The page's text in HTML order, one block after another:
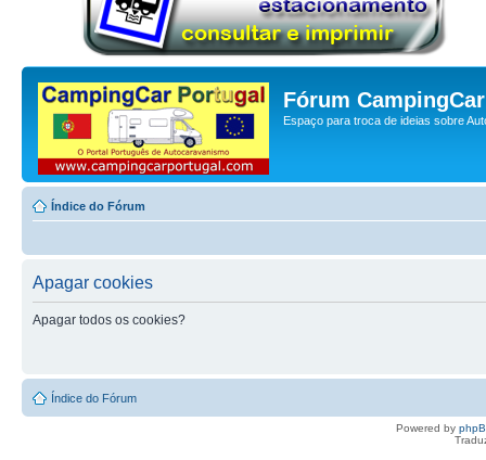
Fórum
Espaço para troca de ideias sobre
Índice do Fórum
Apagar cookies
Apagar todos os cookies?
Índice do Fórum
Powered by